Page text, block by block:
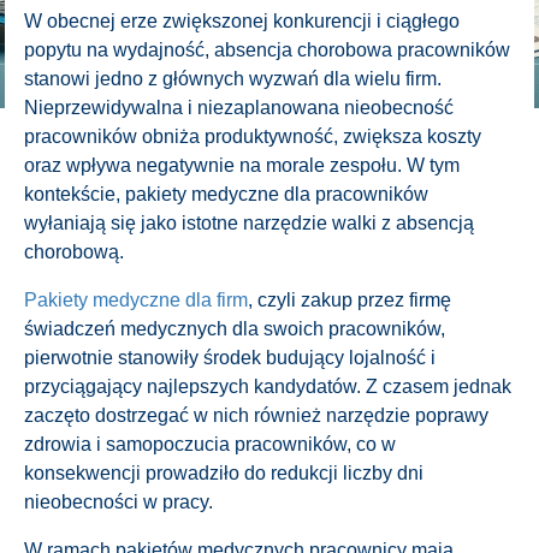
W obecnej erze zwiększonej konkurencji i ciągłego
popytu na wydajność, absencja chorobowa pracowników
stanowi jedno z głównych wyzwań dla wielu firm.
Nieprzewidywalna i niezaplanowana nieobecność
pracowników obniża produktywność, zwiększa koszty
oraz wpływa negatywnie na morale zespołu. W tym
kontekście, pakiety medyczne dla pracowników
wyłaniają się jako istotne narzędzie walki z absencją
chorobową.
Pakiety medyczne dla firm, czyli zakup przez firmę
świadczeń medycznych dla swoich pracowników,
pierwotnie stanowiły środek budujący lojalność i
przyciągający najlepszych kandydatów. Z czasem jednak
zaczęto dostrzegać w nich również narzędzie poprawy
zdrowia i samopoczucia pracowników, co w
konsekwencji prowadziło do redukcji liczby dni
nieobecności w pracy.